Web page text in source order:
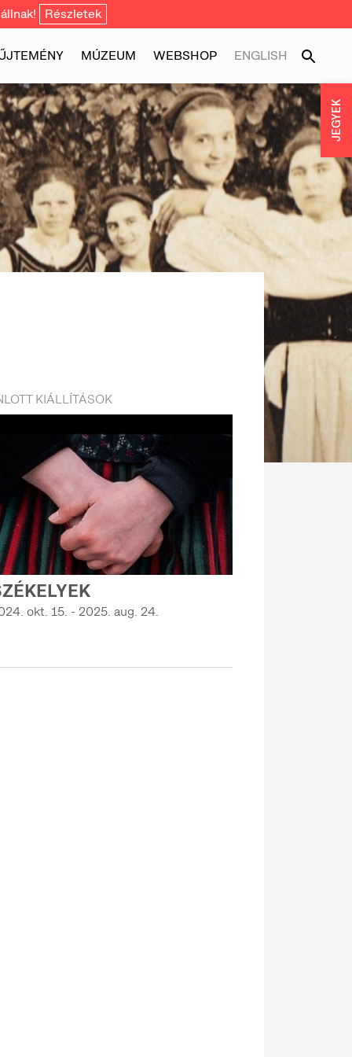
Részletek
MÚZEUM WEBSHOP ENGLISH
KIÁLLÍTÁSOK
okt. 15. - 2025. aug. 24.
JEGYEK